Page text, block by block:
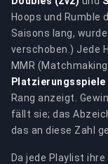
Hoops und Rumble
Saisons lang,
verschoben.) Jede
MMR
Rang anzeigt.
fällt sie; das
das an diese Zahl
Da jede Playlist